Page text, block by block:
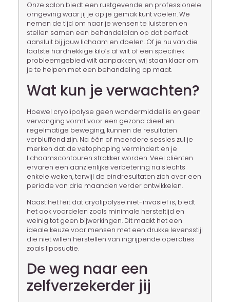
Onze salon biedt een rustgevende en professionele
omgeving waar jij je op je gemak kunt voelen. We
nemen de tijd om naar je wensen te luisteren en
stellen samen een behandelplan op dat perfect
aansluit bij jouw lichaam en doelen. Of je nu van die
laatste hardnekkige kilo’s af wilt of een specifiek
probleemgebied wilt aanpakken, wij staan klaar om
je te helpen met een behandeling op maat.
Wat kun je verwachten?
Hoewel cryolipolyse geen wondermiddel is en geen
vervanging vormt voor een gezond dieet en
regelmatige beweging, kunnen de resultaten
verbluffend zijn. Na één of meerdere sessies zul je
merken dat de vetophoping vermindert en je
lichaamscontouren strakker worden. Veel cliënten
ervaren een aanzienlijke verbetering na slechts
enkele weken, terwijl de eindresultaten zich over een
periode van drie maanden verder ontwikkelen.
Naast het feit dat cryolipolyse niet-invasief is, biedt
het ook voordelen zoals minimale hersteltijd en
weinig tot geen bijwerkingen. Dit maakt het een
ideale keuze voor mensen met een drukke levensstijl
die niet willen herstellen van ingrijpende operaties
zoals liposuctie.
De weg naar een
zelfverzekerder jij